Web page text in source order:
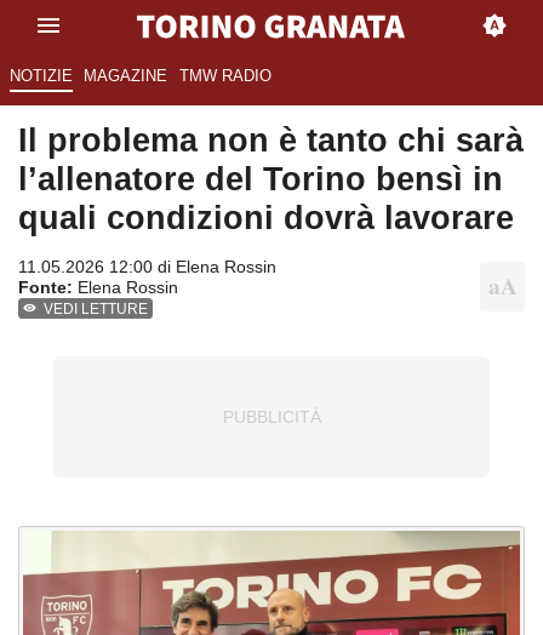
NOTIZIE MAGAZINE TMW RADIO
Il problema non è tanto chi sarà
l’allenatore del Torino bensì in
quali condizioni dovrà lavorare
11.05.2026 12:00 di Elena Rossin
Fonte: Elena Rossin
VEDI LETTURE